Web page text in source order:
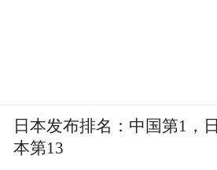
日本发布排名：中国第1，日
本第13